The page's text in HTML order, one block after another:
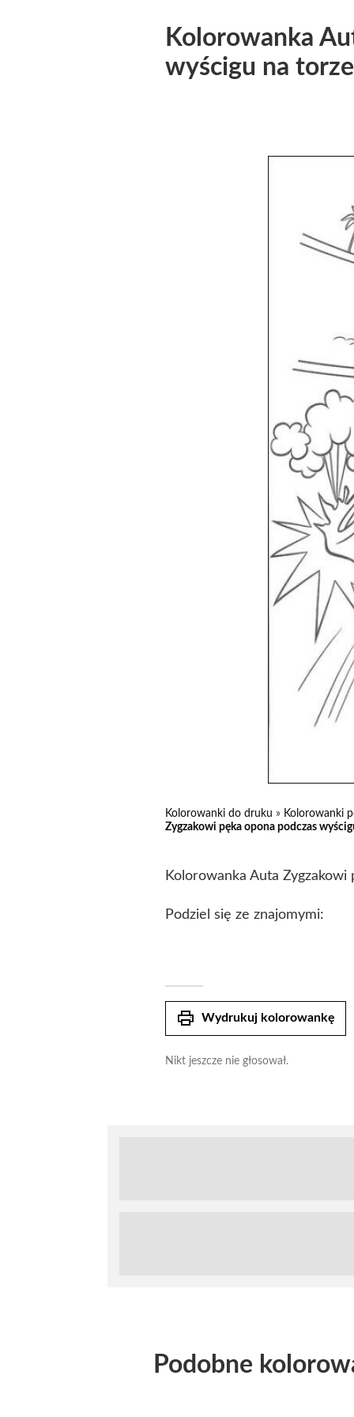
Kolorowanka
wyścigu na torze
Kolorowanki do druku » Kolorowanki
Zygzakowi pęka opona podczas
Kolorowanka Auta
Podziel się ze znajomymi:
print Wydrukuj kolorowankę
Nikt jeszcze nie głosował.
Podobne